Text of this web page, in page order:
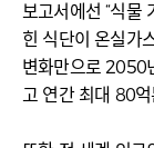
보고서에선 “식물
힌 식단이 온실가
변화만으로 2050
고 연간 최대 80억